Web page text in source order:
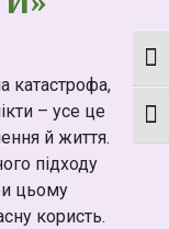
катастрофа,
– усе це
й життя.
підходу
цьому
користь.